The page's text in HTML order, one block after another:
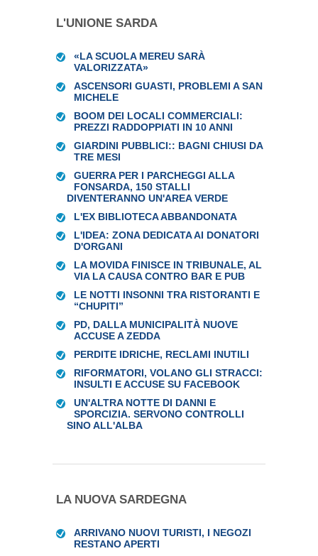
L'UNIONE SARDA
«LA SCUOLA MEREU SARÀ
VALORIZZATA»
ASCENSORI GUASTI, PROBLEMI A SAN
MICHELE
BOOM DEI LOCALI COMMERCIALI:
PREZZI RADDOPPIATI IN 10 ANNI
GIARDINI PUBBLICI:: BAGNI CHIUSI DA
TRE MESI
GUERRA PER I PARCHEGGI ALLA
FONSARDA, 150 STALLI
DIVENTERANNO UN'AREA VERDE
L'EX BIBLIOTECA ABBANDONATA
L'IDEA: ZONA DEDICATA AI DONATORI
D'ORGANI
LA MOVIDA FINISCE IN TRIBUNALE, AL
VIA LA CAUSA CONTRO BAR E PUB
LE NOTTI INSONNI TRA RISTORANTI E
“CHUPITI”
PD, DALLA MUNICIPALITÀ NUOVE
ACCUSE A ZEDDA
PERDITE IDRICHE, RECLAMI INUTILI
RIFORMATORI, VOLANO GLI STRACCI:
INSULTI E ACCUSE SU FACEBOOK
UN'ALTRA NOTTE DI DANNI E
SPORCIZIA. SERVONO CONTROLLI
SINO ALL'ALBA
LA NUOVA SARDEGNA
ARRIVANO NUOVI TURISTI, I NEGOZI
RESTANO APERTI